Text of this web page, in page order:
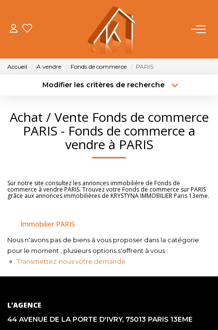
ACHETER
FAIRE GÉRER
OUTILS
NOUS CONTACTER
Accueil A vendre Fonds de commerce PARIS
Modifier les critères de recherche
Sélectionnez...
Type de bien
Plus de critères
Achat / Vente Fonds de commerce
PARIS - Fonds de commerce a
vendre à PARIS
Sur notre site consultez les annonces immobilière de Fonds de
commerce à vendre PARIS. Trouvez votre Fonds de commerce sur PARIS
grâce aux annonces immobilières de KRYSTYNA IMMOBILIER Paris 13eme.
Immobilier PARIS
Nous n'avons pas de biens à vous proposer dans la catégorie
pour le moment , plusieurs options s'offrent à vous :
Transmettez-nous votre demande
L'AGENCE
44 AVENUE DE LA PORTE D'IVRY, 75013 PARIS 13EME